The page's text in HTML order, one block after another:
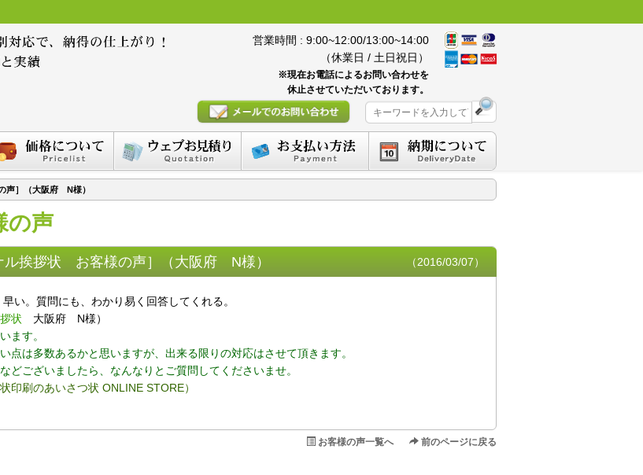
営業時間 : 9:00~12:00/13:00~14:00
（休業日 / 土日祝日）
※現在お電話によるお問い合わせを
休止させていただいております。
声］（大阪府 N様）
の声
ル挨拶状 お客様の声］（大阪府 N様） （2016/03/07）
い。質問にも、わかり易く回答してくれる。
状 大阪府 N様）
ます。
点は多数あるかと思いますが、出来る限りの対応はさせて頂きます。
どございましたら、なんなりとご質問してくださいませ。
印刷のあいさつ状 ONLINE STORE）
お客様の声一覧へ 前のページに戻る